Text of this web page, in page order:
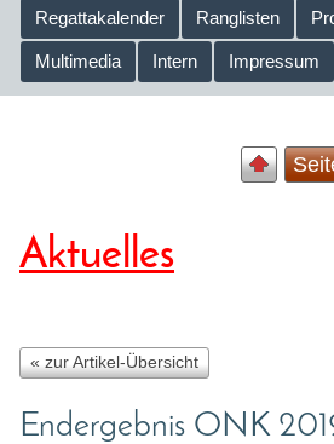
Regattakalender Ranglisten
Multimedia Intern Impressum
Aktuelles
« zur Artikel-Übersicht
Endergebnis ONK